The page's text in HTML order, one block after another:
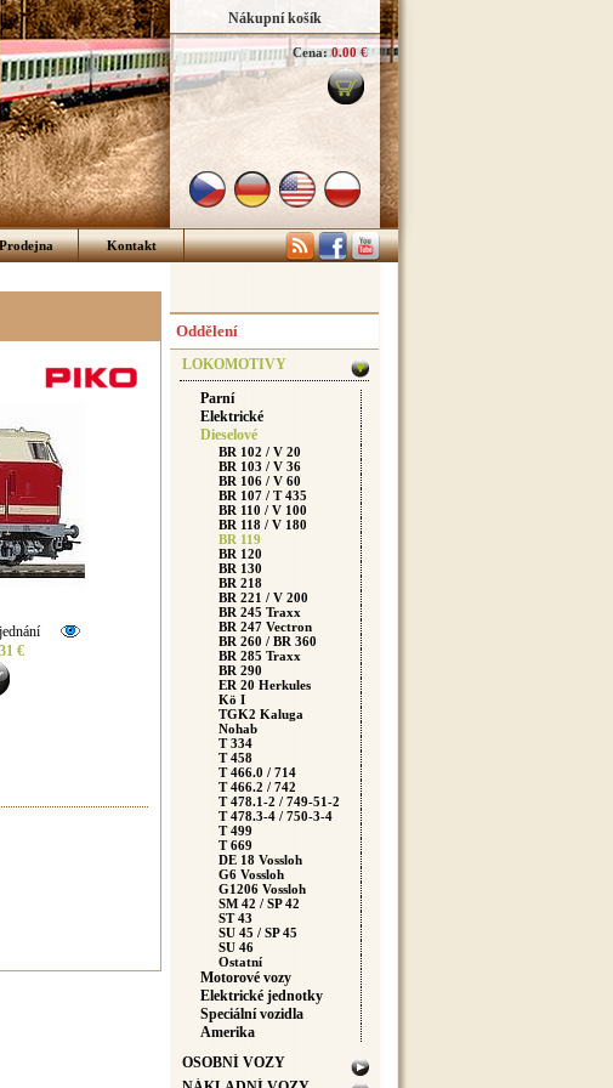
Nákupní košík
Cena: 0.00 €
Kontakt
€
Oddělení
LOKOMOTIVY
Parní
Elektrické
Dieselové
BR 102 / V 20
BR 103 / V 36
BR 106 / V 60
BR 107 / T 435
BR 110 / V 100
BR 118 / V 180
BR 119
BR 120
BR 130
BR 218
BR 221 / V 200
BR 245 Traxx
BR 247 Vectron
BR 260 / BR 360
BR 285 Traxx
BR 290
ER 20 Herkules
Kö I
TGK2 Kaluga
Nohab
T 334
T 458
T 466.0 / 714
T 466.2 / 742
T 478.1-2 / 749-51-2
T 478.3-4 / 750-3-4
T 499
T 669
DE 18 Vossloh
G6 Vossloh
G1206 Vossloh
SM 42 / SP 42
ST 43
SU 45 / SP 45
SU 46
Ostatní
Motorové vozy
Elektrické jednotky
Speciální vozidla
Amerika
OSOBNÍ VOZY